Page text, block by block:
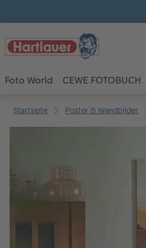
Foto World CEWE FOTOBUCH
Startseite Poster & Wandbilder